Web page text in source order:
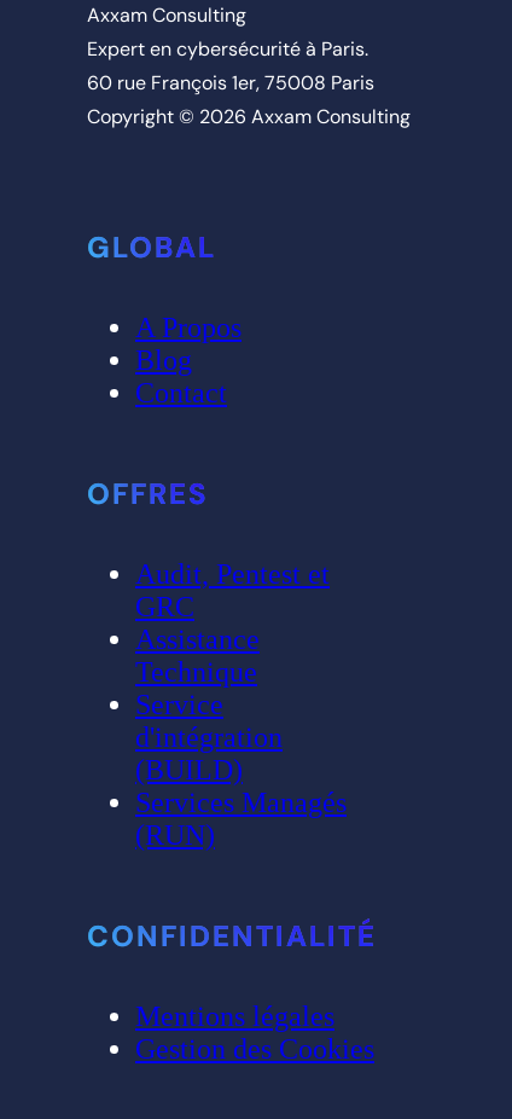
Axxam Consulting
Expert en cybersécurité à Paris.
60 rue François 1er, 75008 Paris
Copyright © 2026 Axxam Consulting
GLOBAL
A Propos
Blog
Contact
OFFRES
Audit, Pentest et
GRC
Assistance
Technique
Service
d'intégration
(BUILD)
Services Managés
(RUN)
CONFIDENTIALITÉ
Mentions légales
Gestion des Cookies